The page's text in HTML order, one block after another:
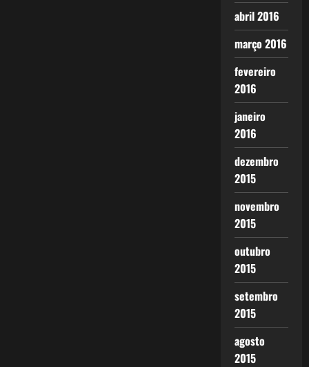
abril 2016
março 2016
fevereiro
2016
janeiro
2016
dezembro
2015
novembro
2015
outubro
2015
setembro
2015
agosto
2015